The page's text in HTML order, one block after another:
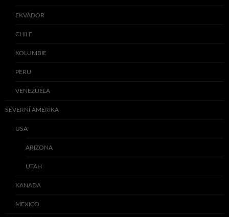
EKVÁDOR
CHILE
KOLUMBIE
PERU
VENEZUELA
SEVERNÍ AMERIKA
USA
ARIZONA
UTAH
KANADA
MEXICO